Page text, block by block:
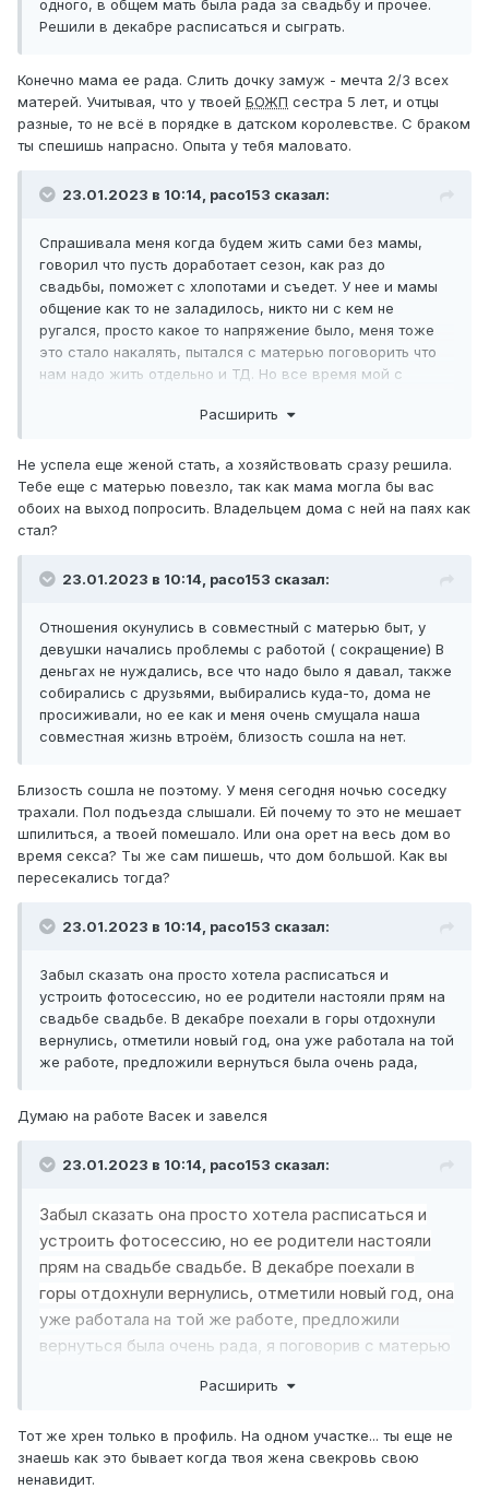
одного, в общем мать была рада за свадьбу и прочее.
Решили в декабре расписаться и сыграть.
Конечно мама ее рада. Слить дочку замуж - мечта 2/3 всех
матерей. Учитывая, что у твоей БОЖП сестра 5 лет, и отцы
разные, то не всё в порядке в датском королевстве. С браком
ты спешишь напрасно. Опыта у тебя маловато.
23.01.2023 в 10:14, paco153 сказал:
Спрашивала меня когда будем жить сами без мамы,
говорил что пусть доработает сезон, как раз до
свадьбы, поможет с хлопотами и съедет. У нее и мамы
общение как то не заладилось, никто ни с кем не
ругался, просто какое то напряжение было, меня тоже
это стало накалять, пытался с матерью поговорить что
нам надо жить отдельно и ТД. Но все время мой с
день на протяжении 2х месяцев я думал как поступить
мать я тоже не могу.
Расширить
Не успела еще женой стать, а хозяйствовать сразу решила.
Тебе еще с матерью повезло, так как мама могла бы вас
обоих на выход попросить. Владельцем дома с ней на паях как
стал?
23.01.2023 в 10:14, paco153 сказал:
Отношения окунулись в совместный с матерью быт, у
девушки начались проблемы с работой ( сокращение) В
деньгах не нуждались, все что надо было я давал, также
собирались с друзьями, выбирались куда-то, дома не
просиживали, но ее как и меня очень смущала наша
совместная жизнь втроём, близость сошла на нет.
Близость сошла не поэтому. У меня сегодня ночью соседку
трахали. Пол подъезда слышали. Ей почему то это не мешает
шпилиться, а твоей помешало. Или она орет на весь дом во
время секса? Ты же сам пишешь, что дом большой. Как вы
пересекались тогда?
23.01.2023 в 10:14, paco153 сказал:
Забыл сказать она просто хотела расписаться и
устроить фотосессию, но ее родители настояли прям на
свадьбе свадьбе. В декабре поехали в горы отдохнули
вернулись, отметили новый год, она уже работала на той
же работе, предложили вернуться была очень рада,
Думаю на работе Васек и завелся
23.01.2023 в 10:14, paco153 сказал:
Забыл сказать она просто хотела расписаться и
устроить фотосессию, но ее родители настояли
прям на свадьбе свадьбе. В декабре поехали в
горы отдохнули вернулись, отметили новый год, она
уже работала на той же работе, предложили
вернуться была очень рада, я поговорив с матерью
дом, продавать квартиру и строиться ещё на
Вроде все стало налаживаться, но наши отношения
стали больше дружескими.
Расширить
Тот же хрен только в профиль. На одном участке... ты еще не
знаешь как это бывает когда твоя жена свекровь свою
ненавидит.